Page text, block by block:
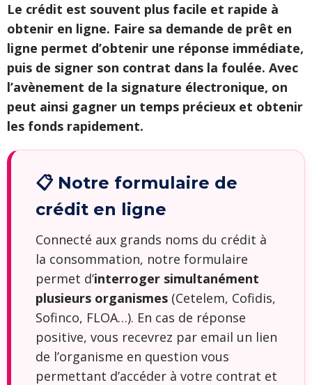
Le crédit est souvent plus facile et rapide à
obtenir en ligne. Faire sa demande de prêt en
ligne permet d’obtenir une réponse immédiate,
puis de signer son contrat dans la foulée. Avec
l’avènement de la signature électronique, on
peut ainsi gagner un temps précieux et obtenir
les fonds rapidement.
📋 Notre formulaire de
crédit en ligne
Connecté aux grands noms du crédit à
la consommation, notre formulaire
permet d’interroger simultanément
plusieurs organismes (Cetelem, Cofidis,
Sofinco, FLOA…). En cas de réponse
positive, vous recevrez par email un lien
de l’organisme en question vous
permettant d’accéder à votre contrat et